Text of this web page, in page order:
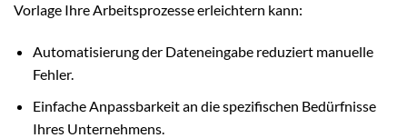
Vorlage Ihre Arbeitsprozesse erleichtern kann:
Automatisierung der Dateneingabe reduziert manuelle
Fehler.
Einfache Anpassbarkeit an die spezifischen Bedürfnisse
Ihres Unternehmens.